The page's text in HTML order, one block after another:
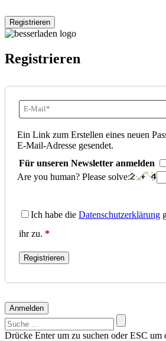
Registrieren
Registrieren
E-
Adresse*
Erforderlich
Ein Link zum Erstellen eines neuen
E-Mail-Adresse gesendet.
Für unseren Newsletter anmelden
Are you human? Please solve:
Ich habe die Datenschutzerklärung
ihr zu. *
Registrieren
Anmelden
Suchen
nach:
Drücke Enter um zu suchen oder ESC um